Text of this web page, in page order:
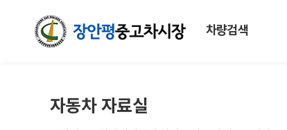
차량검색
자동차 자료실